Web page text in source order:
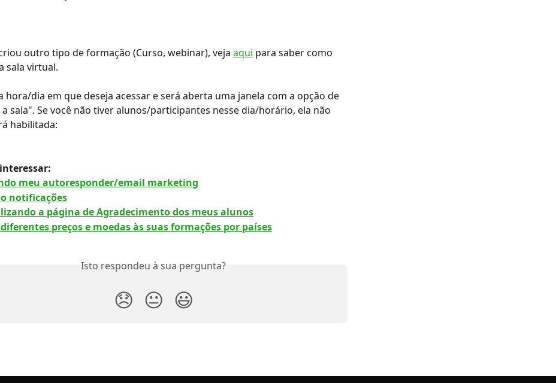
outro tipo de formação (Curso, webinar), veja aqui para saber como
sala virtual.
hora/dia em que deseja acessar e será aberta uma janela com a opção de
a sala". Se você não tiver alunos/participantes nesse dia/horário, ela não
habilitada:
meu autoresponder/email marketing
notificações
a página de Agradecimento dos meus alunos
preços e moedas às suas formações por países
Isto respondeu à sua pergunta?
😞 😐 😃